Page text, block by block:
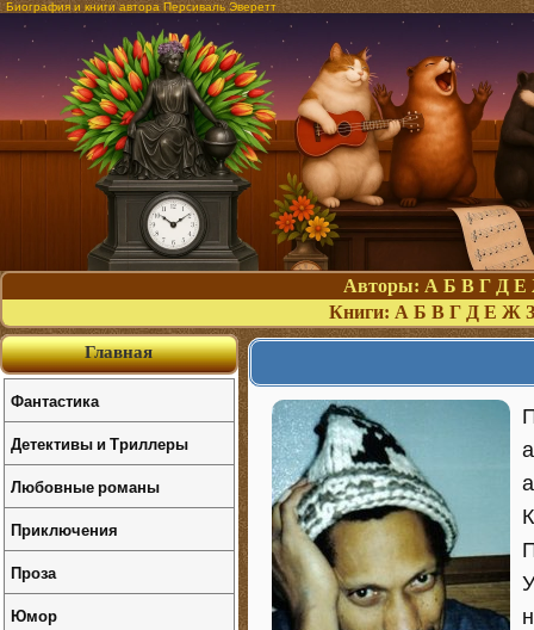
Биография и книги автора Персиваль Эверетт
Авторы: А Б В Г Д Е
Книги: А Б В Г Д Е Ж З
Главная
Фантастика
Детективы и Триллеры
Любовные романы
Приключения
Проза
Юмор